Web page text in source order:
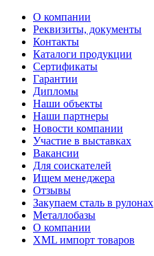
О компании
Реквизиты, документы
Контакты
Каталоги продукции
Сертификаты
Гарантии
Дипломы
Наши объекты
Наши партнеры
Новости компании
Участие в выставках
Вакансии
Для соискателей
Ищем менеджера
Отзывы
Закупаем сталь в рулонах
Металлобазы
О компании
XML импорт товаров